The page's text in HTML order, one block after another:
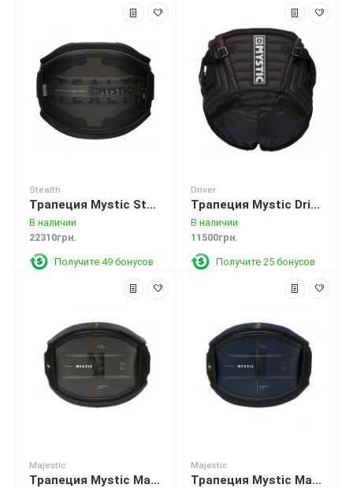
Stealth
Трапеция Mystic Stealth Waist Harness Black
В наличии
22310грн.
Получите 49 бонусов
Driver
Трапеция Mystic Driver Seat Harness Black
В наличии
11500грн.
Получите 25 бонусов
Majestic
Трапеция Mystic Majestic Waist Harness Dark Grey
Majestic
Трапеция Mystic Majestic Waist Harness Navy